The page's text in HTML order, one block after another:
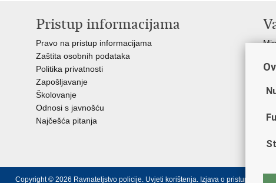
Pristup informacijama
Pravo na pristup informacijama
Zaštita osobnih podataka
Politika privatnosti
Zapošljavanje
Školovanje
Odnosi s javnošću
Najčešća pitanja
Copyright © 2026 Ravnateljstvo policije. Uvjeti korištenja. Izjava o pristupačnosti